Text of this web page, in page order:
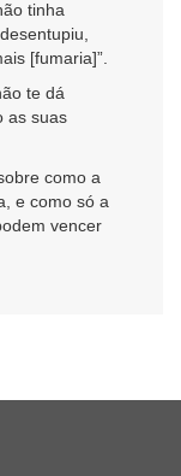
tinha
[fumaria]”.
te dá
as suas
como a
e como só a
vencer